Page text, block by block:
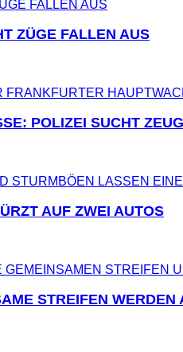
ZÜGE FALLEN AUS
POLIZEI SUCHT
AUF ZWEI AUTOS
STREIFEN WERDEN